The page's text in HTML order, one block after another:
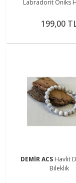
Labradorit Oniks
199,00
DEMİR ACS Havlit
Bileklik